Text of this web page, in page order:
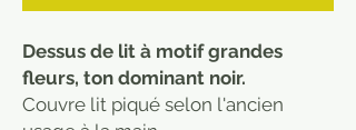
Dessus de lit à motif grandes
fleurs, ton dominant noir.
Couvre lit piqué selon l'ancien